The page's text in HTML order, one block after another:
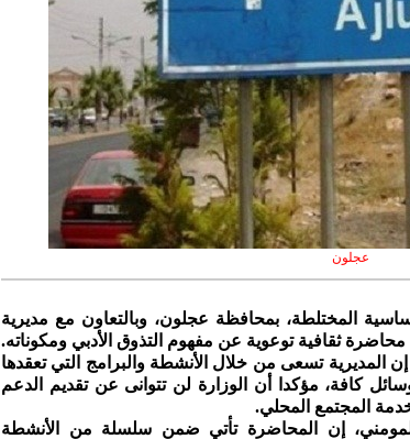
عجلون
المختلطة، بمحافظة عجلون، وبالتعاون مع مديرية
ثقافية توعوية عن مفهوم التذوق الأدبي ومكوناته.
المديرية تسعى من خلال الأنشطة والبرامج التي تعقدها
كافة، مؤكدا أن الوزارة لن تتوانى عن تقديم الدعم
المجتمع المحلي.
إن المحاضرة تأتي ضمن سلسلة من الأنشطة